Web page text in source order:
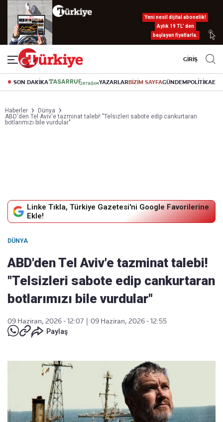
Yeni nesil dijital abonelik!
Aylık 19 TL’ den
başlayan fiyatlarla.
GİRİŞ
SON DAKİKA YAZARLARBİZİM SAYFAGÜNDEMPOLİTİKA
Haberler
Dünya
ABD'den Tel Aviv'e tazminat talebi! "Telsizleri sabote edip cankurtaran
botlarımızı bile vurdular"
Linke Tıkla, Türkiye Gazetesi'ni Google Favorilerine
Ekle!
DÜNYA
ABD'den Tel Aviv'e tazminat talebi!
"Telsizleri sabote edip cankurtaran
botlarımızı bile vurdular"
09 Haziran, 2026 - 12:07
09 Haziran, 2026 - 12:55
Paylaş